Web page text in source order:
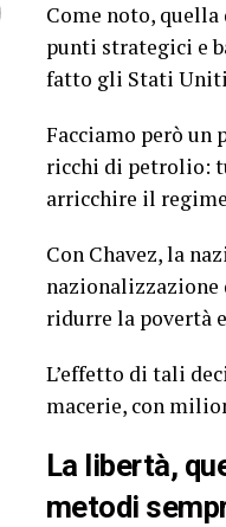
Come noto,
punti strategici e
fatto gli Stati Uniti
Facciamo però un
ricchi di petrolio:
arricchire il
Con Chavez, la
ridurre la povertà
L’effetto di tali
macerie, con
La libertà,
metodi